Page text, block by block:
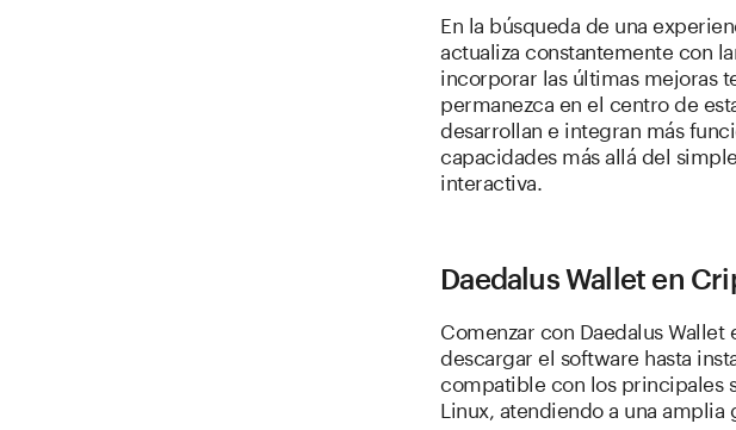
En la búsqueda de una
actualiza constantemente con
incorporar las últimas mejoras
permanezca en el centro de
desarrollan e integran más
capacidades más allá del
interactiva.
Daedalus Wallet en
Comenzar con Daedalus
descargar el software hasta
compatible con los principales
Linux, atendiendo a una amplia